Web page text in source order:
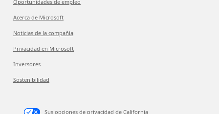
Oportunidades de empleo
Acerca de Microsoft
Noticias de la compañía
Privacidad en Microsoft
Inversores
Sostenibilidad
Sus opciones de privacidad de California